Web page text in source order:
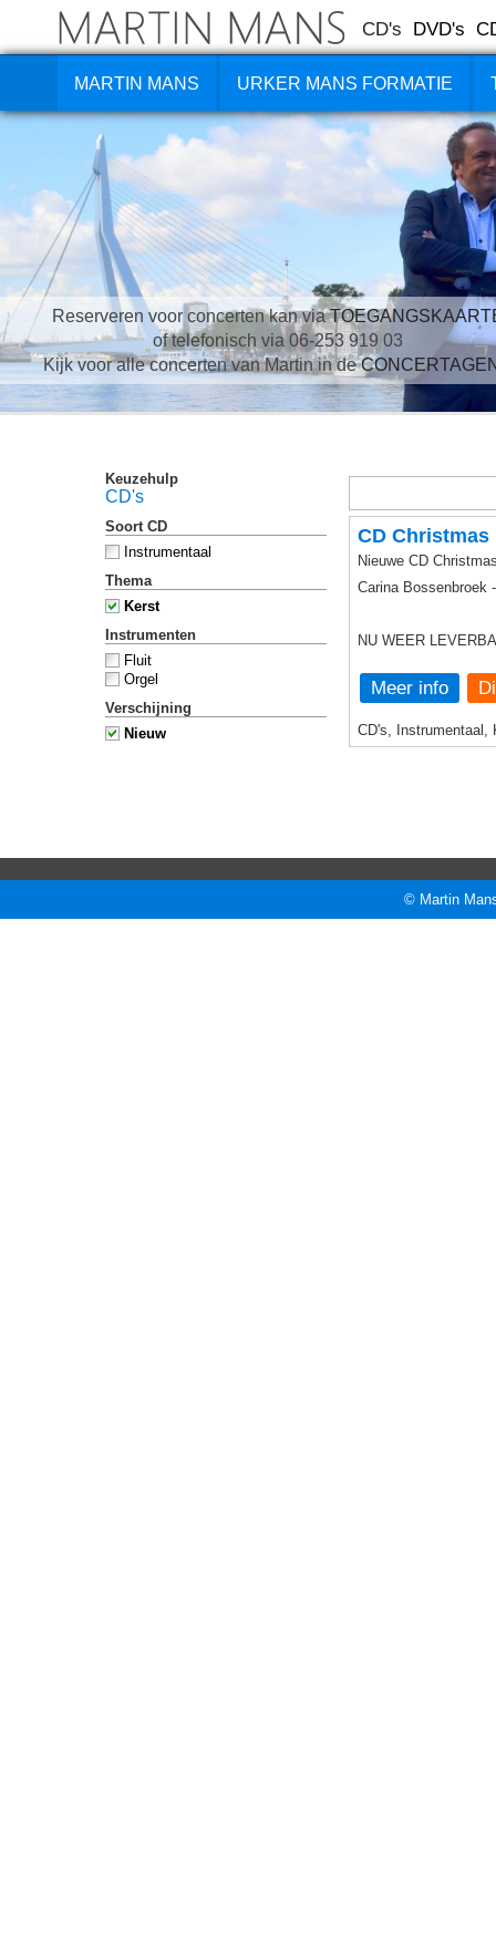
CD's DVD's
MARTIN MANS URKER MANS FORMATIE
Reserveren voor concerten kan via
of telefonisch via 06-253 919 03
Kijk voor alle concerten van Martin in de
Keuzehulp
CD's
Soort CD
Instrumentaal
Thema
Kerst
Instrumenten
Fluit
Orgel
Verschijning
Nieuw
CD Christmas
Nieuwe CD
Carina Bossenbroek
NU WEER
Meer info
CD's, Instrumentaal,
© Martin